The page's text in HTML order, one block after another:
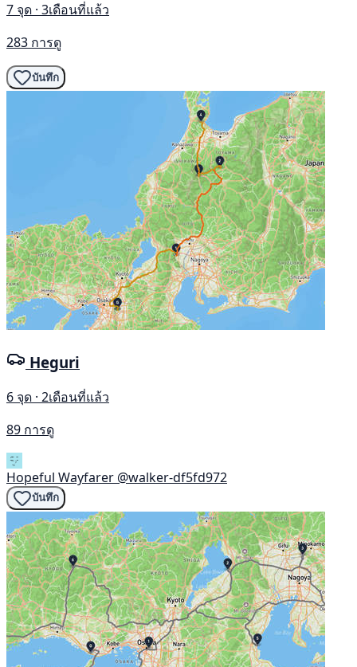
7 จุด · 3เดือนที่แล้ว
283 การดู
บันทึก
Heguri
6 จุด · 2เดือนที่แล้ว
89 การดู
Hopeful Wayfarer @walker-df5fd972
บันทึก